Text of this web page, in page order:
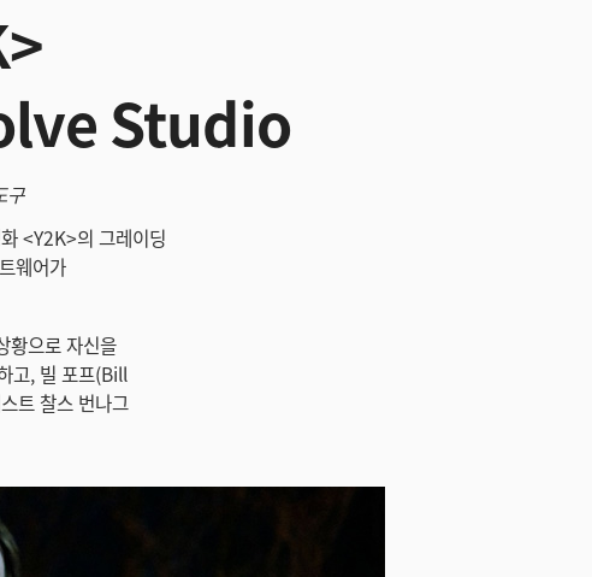
Studio
구
<Y2K>의 그레이딩
웨어가
황으로 자신을
고, 빌 포프(Bill
트 찰스 번나그